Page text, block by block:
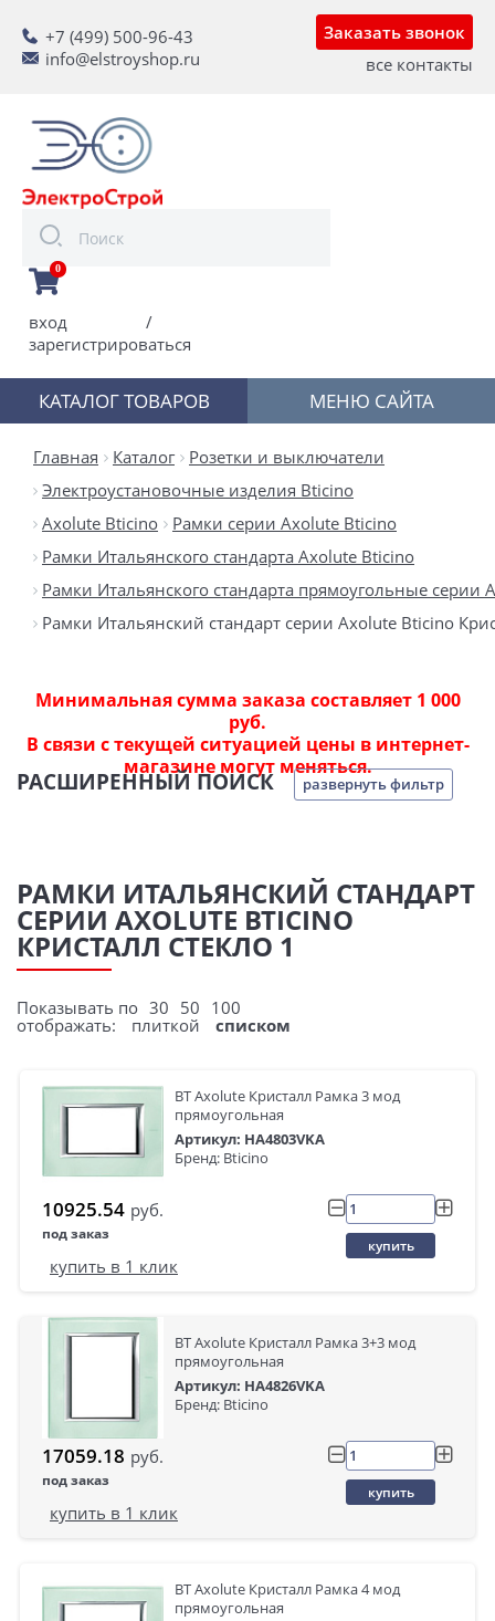
+7 (499) 500-96-43
info@elstroyshop.ru
Заказать звонок
все контакты
0
вход
/
зарегистрироваться
КАТАЛОГ ТОВАРОВ МЕНЮ САЙТА
Главная Каталог
Розетки и выключатели
Электроустановочные изделия Bticino
Axolute Bticino
Рамки серии Axolute Bticino
Рамки Итальянского стандарта Axolute Bticino
Рамки Итальянского стандарта прямоугольные серии
Рамки Итальянский стандарт серии Axolute Bticino
Минимальная сумма заказа составляет 1 000
руб.
В связи с текущей ситуацией цены в интернет-
магазине могут меняться.
РАСШИРЕННЫЙ ПОИСК развернуть фильтр
РАМКИ ИТАЛЬЯНСКИЙ СТАНДАРТ
СЕРИИ AXOLUTE BTICINO
КРИСТАЛЛ СТЕКЛО 1
Показывать по 30 50 100
отображать:
плиткой списком
BT Axolute Кристалл Рамка 3 мод
прямоугольная
Артикул: HA4803VKA
Бренд: Bticino
10925.54 руб.
под заказ
купить
купить в 1 клик
BT Axolute Кристалл Рамка 3+3 мод
прямоугольная
Артикул: HA4826VKA
Бренд: Bticino
17059.18 руб.
под заказ
купить
купить в 1 клик
BT Axolute Кристалл Рамка 4 мод
прямоугольная